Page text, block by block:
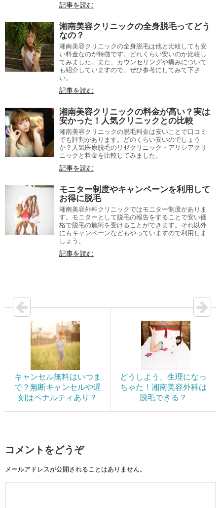
記事を読む
湘南美容クリニックの全身脱毛ってどう
なの？
湘南美容クリニックの全身脱毛は他と比較しても安
い料金なのが特徴です。どれくらい安いのか比較し
てみました。また、カウンセリングや痛みについて
も紹介していますので、ぜひ参考にしてみて下さ
い。
記事を読む
湘南美容クリニックの料金が高い？実は
安かった！人気クリニックとの比較
湘南美容クリニックの脱毛料金は安いことで口コミ
でも評判があります。どのくらい安いのでしょう
か？人気医療脱毛のリゼクリニック・アリシアクリ
ニックと料金を比較してみました。
記事を読む
モニター制度やキャンペーンを利用して
お得に脱毛
湘南美容外科クリニックではモニター制度がありま
す。モニターとして脱毛の報告をすることで安い価
格で脱毛の施術を受けることができます。それ以外
にもキャンペーンなどもやっていますので利用しま
しょう。
記事を読む
キャンセル無料はいつま
で？無断キャンセルや遅
刻はペナルティあり？
どうしよう、生理になっ
ちゃた！湘南美容外科は
脱毛できる？
コメントをどうぞ
メールアドレスが公開されることはありません。